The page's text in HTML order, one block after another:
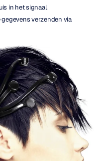
in het signaal.
verzenden via